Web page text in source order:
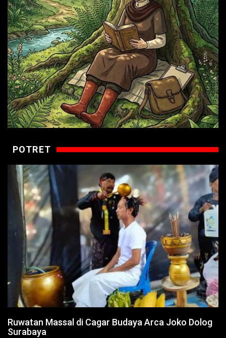
POTRET
Ruwatan Massal di Cagar Budaya Arca Joko Dolog
Surabaya